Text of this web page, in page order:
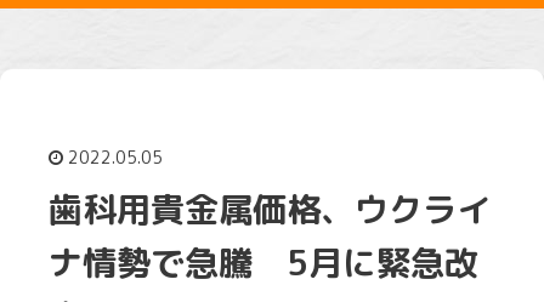
2022.05.05
歯科用貴金属価格、ウクライ
ナ情勢で急騰 5月に緊急改